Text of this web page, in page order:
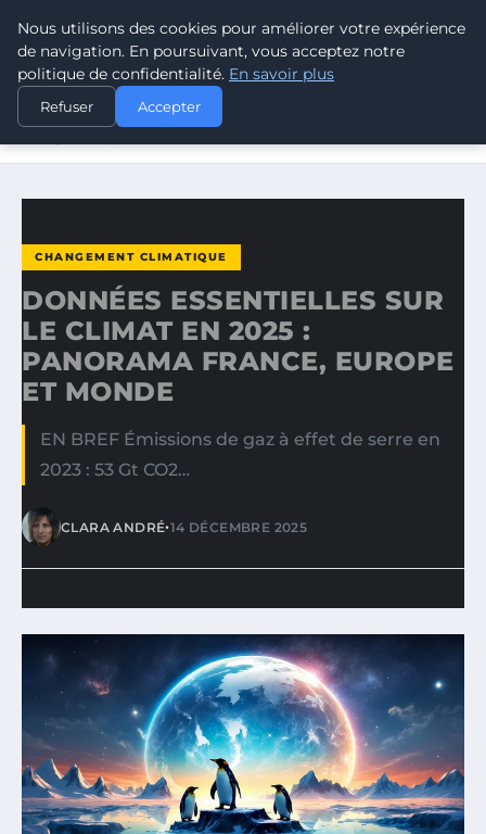
CLIMATE RESPONSE BLOG
ACCUEIL
CHANGEMENT CLIMATIQUE
DONNÉES ESSENTIELLES SUR LE CLIMAT EN 2025 :
CHANGEMENT CLIMATIQUE
DONNÉES ESSENTIELLES SUR
LE CLIMAT EN 2025 :
PANORAMA FRANCE, EUROPE
ET MONDE
EN BREF Émissions de gaz à effet de serre en
2023 : 53 Gt CO2…
CLARA ANDRÉ•14 DÉCEMBRE 2025
Nous utilisons des cookies pour améliorer votre expérience
de navigation. En poursuivant, vous acceptez notre
politique de confidentialité. En savoir plus
Refuser Accepter